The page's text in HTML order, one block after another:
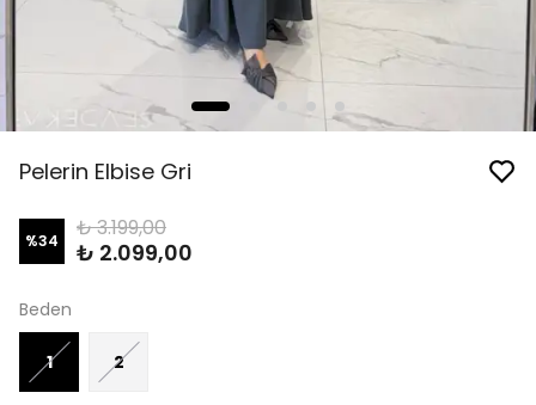
Pelerin Elbise Gri
%34 ₺ 3.199,00
₺ 2.099,00
Beden
1 2